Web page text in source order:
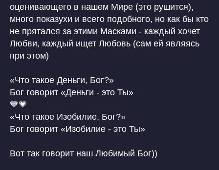
оценивающего в нашем Мире (это рушится),
много показухи и всего подобного, но как бы кто
не прятался за этими Масками - каждый хочет
Любви, каждый ищет Любовь (сам ей являясь
при этом)
«Что такое Деньги, Бог?»
Бог говорит «Деньги - это Ты»
💙💗
«Что такое Изобилие, Бог?»
Бог говорит «Изобилие - это Ты»
Вот так говорит наш Любимый Бог))